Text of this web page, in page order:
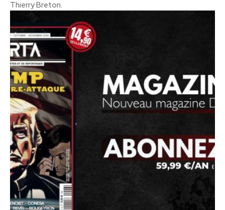
Thierry Breton.